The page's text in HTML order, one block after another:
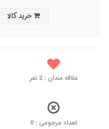
خرید کالا
علاقه مندان : 2 نفر
تعداد مرجوعی : 0